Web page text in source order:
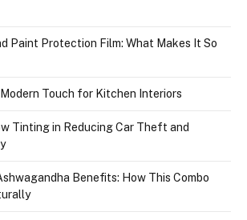
Paint Protection Film: What Makes It So
Touch for Kitchen Interiors
Tinting in Reducing Car Theft and
Benefits: How This Combo